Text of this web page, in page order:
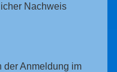
Nachweis
der Anmeldung im